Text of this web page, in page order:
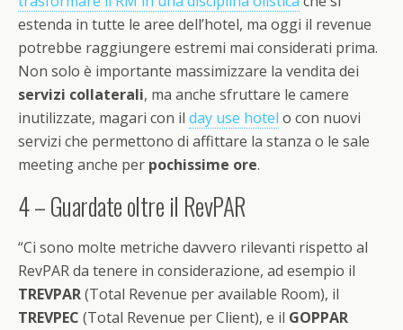
estenda in tutte le aree dell’hotel, ma oggi il revenue
potrebbe raggiungere estremi mai considerati prima.
Non solo è importante massimizzare la vendita dei
servizi collaterali, ma anche sfruttare le camere
inutilizzate, magari con il day use hotel o con nuovi
servizi che permettono di affittare la stanza o le sale
meeting anche per pochissime ore.
4 – Guardate oltre il RevPAR
“Ci sono molte metriche davvero rilevanti rispetto al
RevPAR da tenere in considerazione, ad esempio il
TREVPAR(Total Revenue per available Room), il
TREVPEC (Total Revenue per Client), e il GOPPAR